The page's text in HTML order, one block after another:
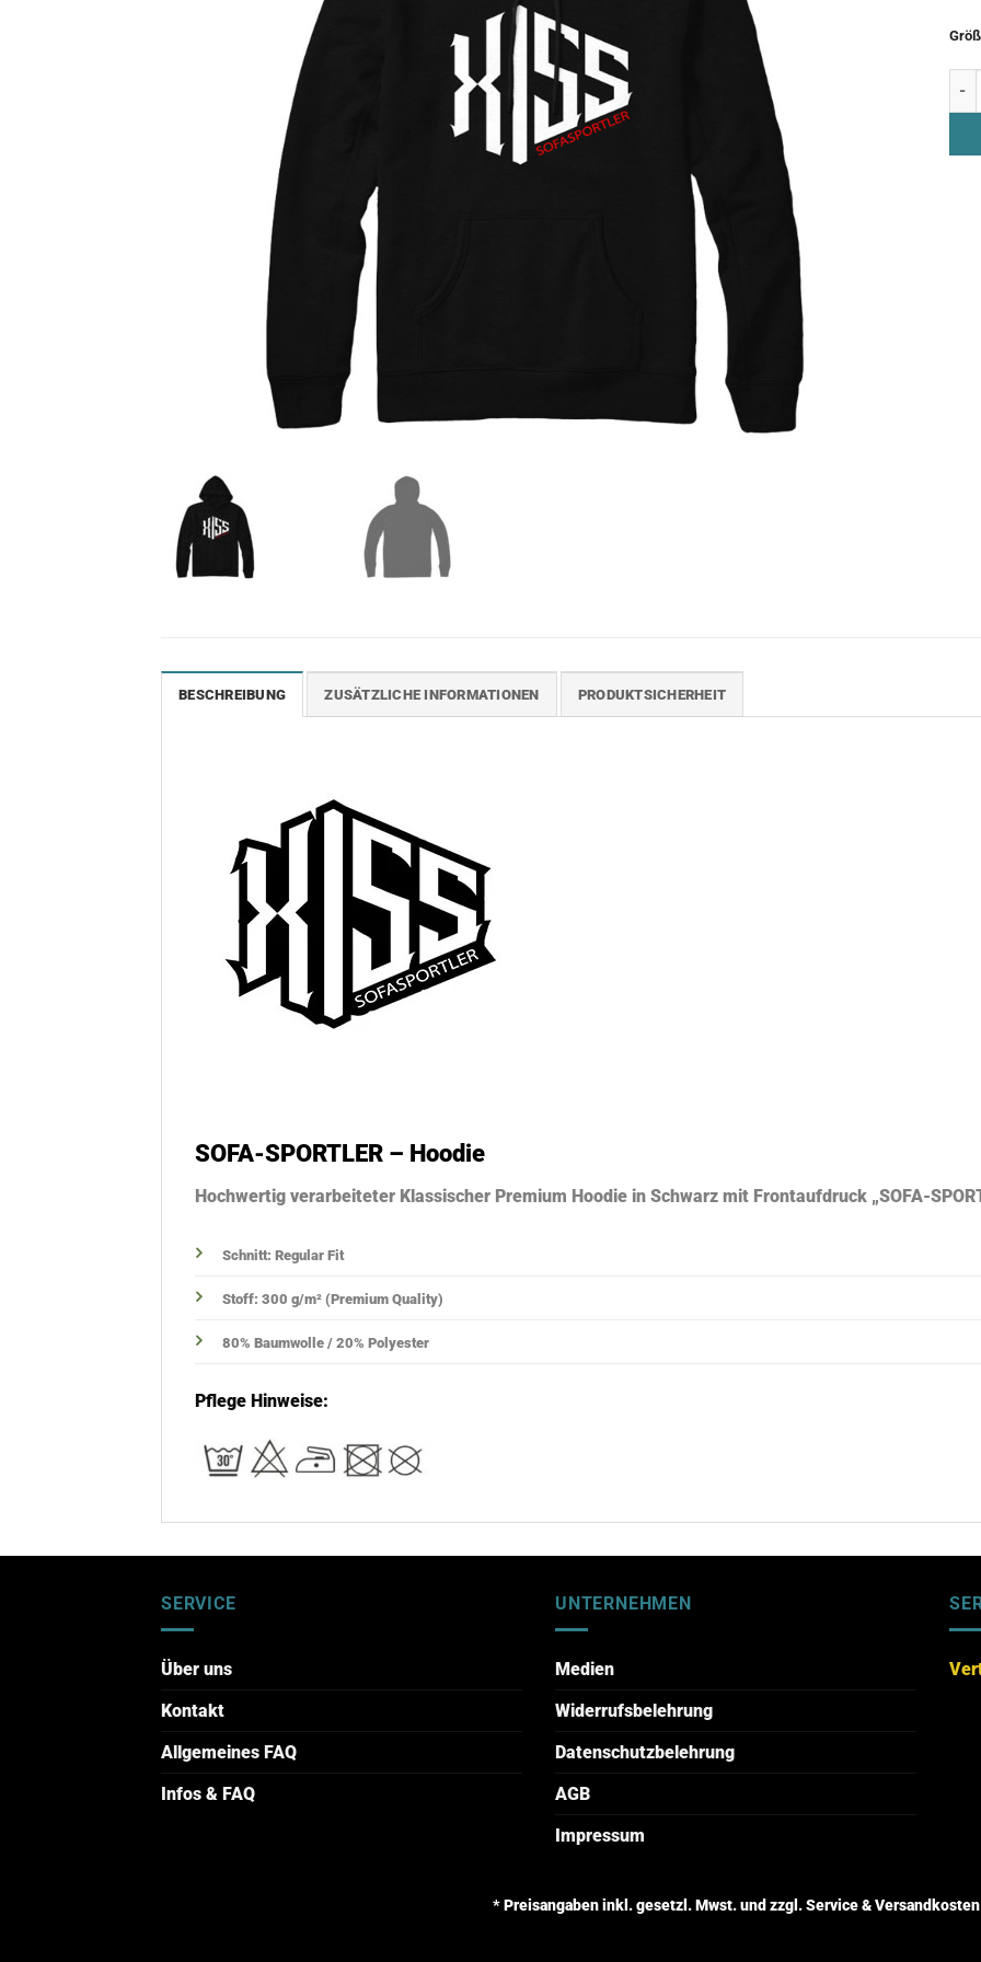
BESCHREIBUNG ZUSÄTZLICHE INFORMATIONEN PRODUKTSICHERHEIT
SOFA-SPORTLER – Hoodie
Hochwertig verarbeiteter Klassischer Premium Hoodie in Schwarz mit Frontaufdruck „SOFA-
Schnitt: Regular Fit
Stoff: 300 g/m² (Premium Quality)
80% Baumwolle / 20% Polyester
Pflege Hinweise:
SERVICE
Über uns
Kontakt
Allgemeines FAQ
Infos & FAQ
UNTERNEHMEN
Medien
Widerrufsbelehrung
Datenschutzbelehrung
AGB
Impressum
* Preisangaben inkl. gesetzl. Mwst. und zzgl. Service & Versandkosten